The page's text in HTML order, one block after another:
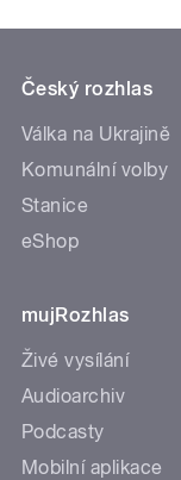
Český rozhlas
Válka na Ukrajině
Komunální volby
Stanice
eShop
mujRozhlas
Živé vysílání
Audioarchiv
Podcasty
Mobilní aplikace